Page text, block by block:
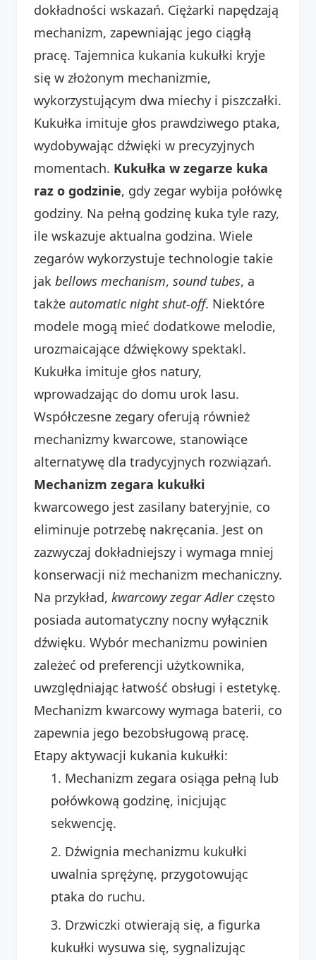
dokładności wskazań. Ciężarki napędzają
mechanizm, zapewniając jego ciągłą
pracę. Tajemnica kukania kukułki kryje
się w złożonym mechanizmie,
wykorzystującym dwa miechy i piszczałki.
Kukułka imituje głos prawdziwego ptaka,
wydobywając dźwięki w precyzyjnych
momentach. Kukułka w zegarze kuka
raz o godzinie, gdy zegar wybija połówkę
godziny. Na pełną godzinę kuka tyle razy,
ile wskazuje aktualna godzina. Wiele
zegarów wykorzystuje technologie takie
jak bellows mechanism, sound tubes, a
także automatic night shut-off. Niektóre
modele mogą mieć dodatkowe melodie,
urozmaicające dźwiękowy spektakl.
Kukułka imituje głos natury,
wprowadzając do domu urok lasu.
Współczesne zegary oferują również
mechanizmy kwarcowe, stanowiące
alternatywę dla tradycyjnych rozwiązań.
Mechanizm zegara kukułki
kwarcowego jest zasilany bateryjnie, co
eliminuje potrzebę nakręcania. Jest on
zazwyczaj dokładniejszy i wymaga mniej
konserwacji niż mechanizm mechaniczny.
Na przykład, kwarcowy zegar Adlerczęsto
posiada automatyczny nocny wyłącznik
dźwięku. Wybór mechanizmu powinien
zależeć od preferencji użytkownika,
uwzględniając łatwość obsługi i estetykę.
Mechanizm kwarcowy wymaga baterii, co
zapewnia jego bezobsługową pracę.
Etapy aktywacji kukania kukułki:
Mechanizm zegara osiąga pełną lub
połówkową godzinę, inicjując
sekwencję.
Dźwignia mechanizmu kukułki
uwalnia sprężynę, przygotowując
ptaka do ruchu.
Drzwiczki otwierają się, a figurka
kukułki wysuwa się, sygnalizując